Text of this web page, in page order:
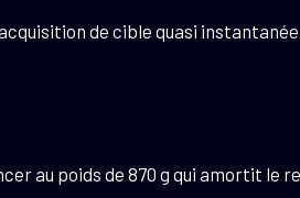
de cible quasi
au poids de 870 g qui amortit le